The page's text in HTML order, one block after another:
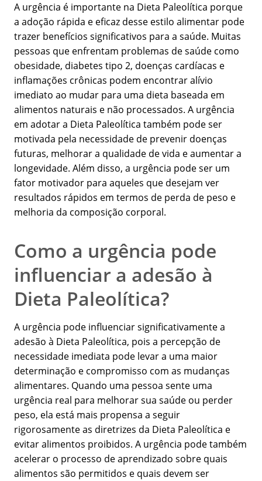
A urgência é importante na Dieta Paleolítica porque
a adoção rápida e eficaz desse estilo alimentar pode
trazer benefícios significativos para a saúde. Muitas
pessoas que enfrentam problemas de saúde como
obesidade, diabetes tipo 2, doenças cardíacas e
inflamações crônicas podem encontrar alívio
imediato ao mudar para uma dieta baseada em
alimentos naturais e não processados. A urgência
em adotar a Dieta Paleolítica também pode ser
motivada pela necessidade de prevenir doenças
futuras, melhorar a qualidade de vida e aumentar a
longevidade. Além disso, a urgência pode ser um
fator motivador para aqueles que desejam ver
resultados rápidos em termos de perda de peso e
melhoria da composição corporal.
Como a urgência pode
influenciar a adesão à
Dieta Paleolítica?
A urgência pode influenciar significativamente a
adesão à Dieta Paleolítica, pois a percepção de
necessidade imediata pode levar a uma maior
determinação e compromisso com as mudanças
alimentares. Quando uma pessoa sente uma
urgência real para melhorar sua saúde ou perder
peso, ela está mais propensa a seguir
rigorosamente as diretrizes da Dieta Paleolítica e
evitar alimentos proibidos. A urgência pode também
acelerar o processo de aprendizado sobre quais
alimentos são permitidos e quais devem ser